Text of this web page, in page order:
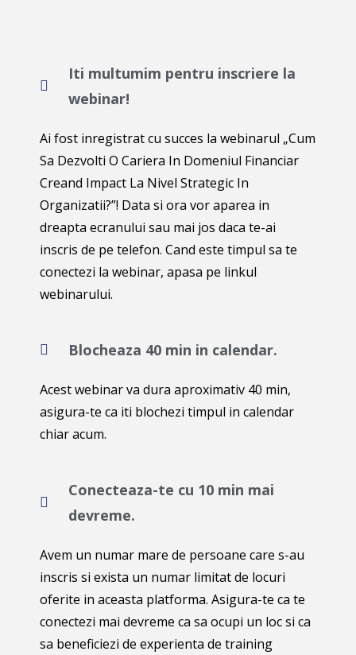
Iti multumim pentru inscriere la
webinar!
Ai fost inregistrat cu succes la webinarul „Cum
Sa Dezvolti O Cariera In Domeniul Financiar
Creand Impact La Nivel Strategic In
Organizatii?”! Data si ora vor aparea in
dreapta ecranului sau mai jos daca te-ai
inscris de pe telefon. Cand este timpul sa te
conectezi la webinar, apasa pe linkul
webinarului.
Blocheaza 40 min in calendar.
Acest webinar va dura aproximativ 40 min,
asigura-te ca iti blochezi timpul in calendar
chiar acum.
Conecteaza-te cu 10 min mai
devreme.
Avem un numar mare de persoane care s-au
inscris si exista un numar limitat de locuri
oferite in aceasta platforma. Asigura-te ca te
conectezi mai devreme ca sa ocupi un loc si ca
sa beneficiezi de experienta de training